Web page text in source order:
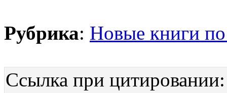
Рубрика: Новые книги
Ссылка при цитировании: